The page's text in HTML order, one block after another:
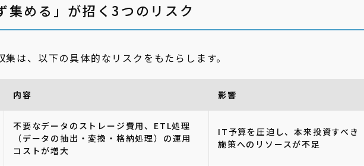
集める」が招く3つのリスク
集は、以下の具体的なリスクをもたらします。
内容 影響
不要なデータのストレージ費用、ETL処理
（データの抽出・変換・格納処理）の運用
コストが増大
IT予算を圧迫し、本来投資すべき
施策へのリソースが不足